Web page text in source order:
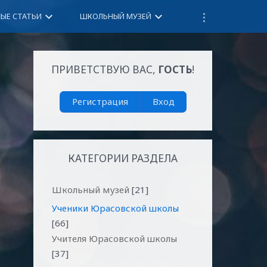
СТАТЬИ keyboard_arrow_down ШКОЛЬНЫЙ МУЗЕЙ keyboard_arrow_down
ПРИВЕТСТВУЮ ВАС, ГОСТЬ!
Регистрация Вход
КАТЕГОРИИ РАЗДЕЛА
Школьный музей [21]
Ученики Юрасовской школы
[66]
Учителя Юрасовской школы
[37]